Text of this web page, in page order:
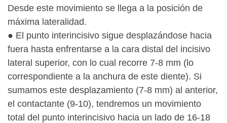
Desde este movimiento se llega a la posición de
máxima lateralidad.
● El punto interincisivo sigue desplazándose hacia
fuera hasta enfrentarse a la cara distal del incisivo
lateral superior, con lo cual recorre 7-8 mm (lo
correspondiente a la anchura de este diente). Si
sumamos este desplazamiento (7-8 mm) al anterior,
el contactante (9-10), tendremos un movimiento
total del punto interincisivo hacia un lado de 16-18